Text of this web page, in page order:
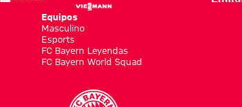
Equipos
Masculino
Esports
FC Bayern Leyendas
FC Bayern World Squad